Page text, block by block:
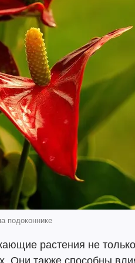
подоконнике
растения не
Они также способны